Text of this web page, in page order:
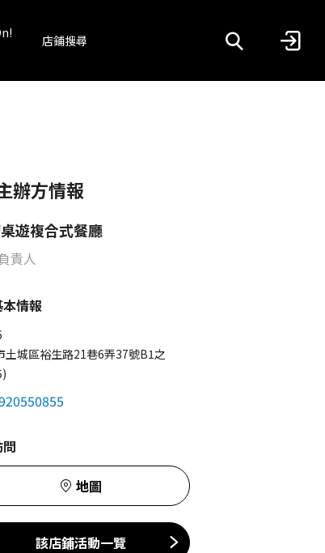
店鋪搜尋
辦方情報
遊複合式餐廳
責人
情報
土城區裕生路21巷6弄37號B1之
地圖
該店鋪活動一覽